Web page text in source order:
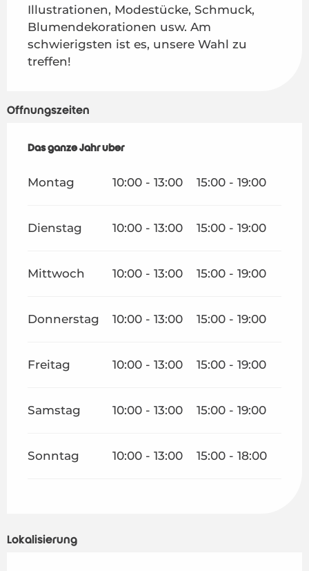
Illustrationen, Modestücke, Schmuck,
Blumendekorationen usw. Am
schwierigsten ist es, unsere Wahl zu
treffen!
Öffnungszeiten
Das ganze Jahr über
Das ganze Jahr über
Montag 10:00 - 13:00 15:00 - 19:00
Dienstag 10:00 - 13:00 15:00 - 19:00
Mittwoch 10:00 - 13:00 15:00 - 19:00
Donnerstag 10:00 - 13:00 15:00 - 19:00
Freitag 10:00 - 13:00 15:00 - 19:00
Samstag 10:00 - 13:00 15:00 - 19:00
Sonntag 10:00 - 13:00 15:00 - 18:00
Lokalisierung